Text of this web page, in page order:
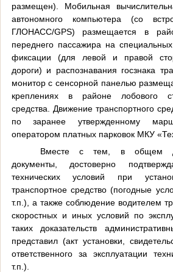
размещен). Мобильная
автономного компьютера (со
ГЛОНАСС/GPS) размещается в
переднего пассажира на
фиксации (для левой и правой
дороги) и распознавания госзнака
монитор с сенсорной панелью
креплениях в районе лобового
средства. Движение транспортного
по заранее утвержденному
оператором платных парковок МКУ
Вместе с тем, в общем
документы, достоверно
технических условий при
транспортное средство (погодные
т.п.), а также соблюдение водителем
скоростных и иных условий по
таких доказательств
представил (акт установки,
ответственного за эксплуатации
т.п.).